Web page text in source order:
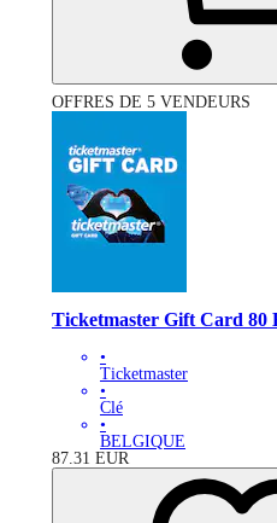
OFFRES DE 5 VENDEURS
Ticketmaster Gift Card 80
•
Ticketmaster
•
Clé
•
BELGIQUE
87.31 EUR